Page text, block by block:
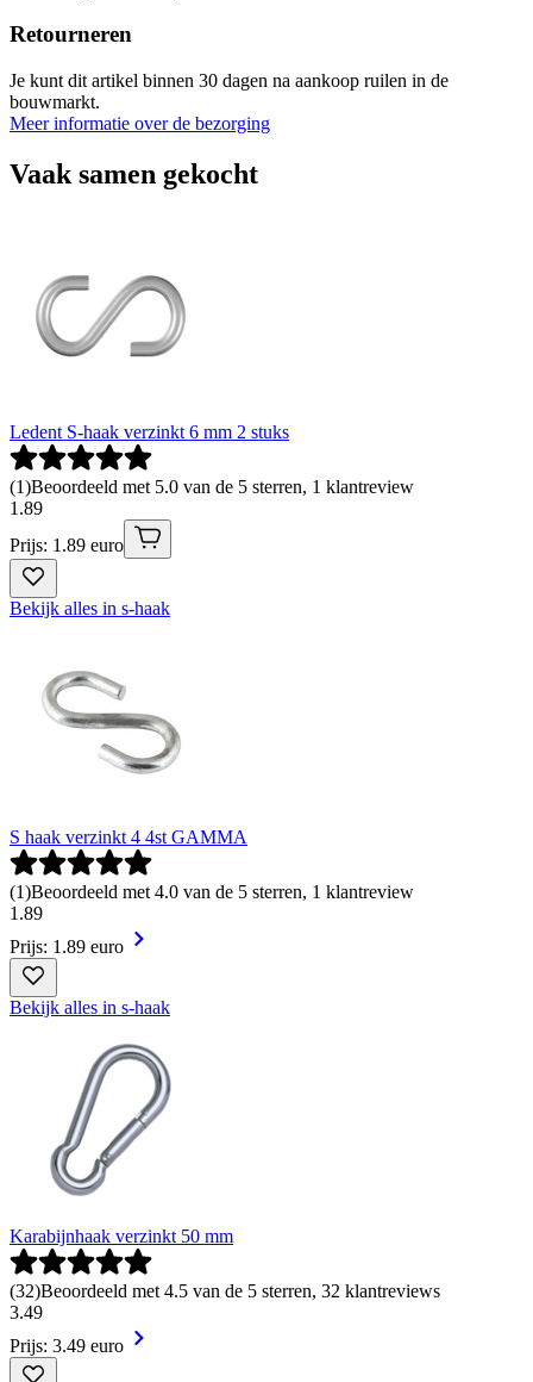
Retourneren
Je kunt dit artikel binnen 30 dagen na aankoop ruilen in de
bouwmarkt.
Meer informatie over de bezorging
Vaak samen gekocht
Ledent S-haak verzinkt 6 mm 2 stuks
(1)Beoordeeld met 5.0 van de 5 sterren, 1 klantreview
1 .89
Prijs: 1.89 euro
Bekijk alles in s-haak
S haak verzinkt 4 4st GAMMA
(1)Beoordeeld met 4.0 van de 5 sterren, 1 klantreview
1 .89
Prijs: 1.89 euro
Bekijk alles in s-haak
Karabijnhaak verzinkt 50 mm
(32)Beoordeeld met 4.5 van de 5 sterren, 32 klantreviews
3.49
Prijs: 3.49 euro